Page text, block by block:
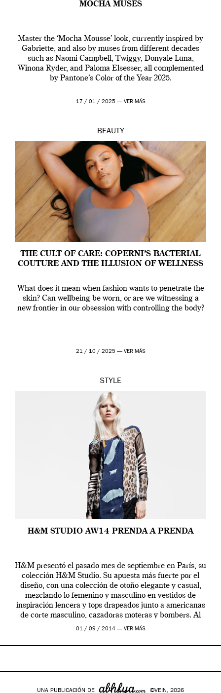
MOCHA MUSES
Master the ‘Mocha Mousse’ look, currently inspired by
Gabriette, and also by muses from different decades
such as Naomi Campbell, Twiggy, Donyale Luna,
Winona Ryder, and Paloma Elsesser, all complemented
by Pantone’s Color of the Year 2025.
17 / 01 / 2025 — VER MÁS
BEAUTY
THE CULT OF CARE: COPERNI’S BACTERIAL
COUTURE AND THE ILLUSION OF WELLNESS
What does it mean when fashion wants to penetrate the
skin? Can wellbeing be worn, or are we witnessing a
new frontier in our obsession with controlling the body?
21 / 10 / 2025 — VER MÁS
STYLE
H&M STUDIO AW14 PRENDA A PRENDA
H&M presentó el pasado mes de septiembre en París, su
colección H&M Studio. Su apuesta más fuerte por el
diseño, con una colección de otoño elegante y casual,
mezclando lo femenino y masculino en vestidos de
inspiración lencera y tops drapeados junto a americanas
de corte masculino, cazadoras moteras y bombers. Al
frente de la […]
01 / 09 / 2014 — VER MÁS
UNA PUBLICACIÓN DE ©VEIN, 2026